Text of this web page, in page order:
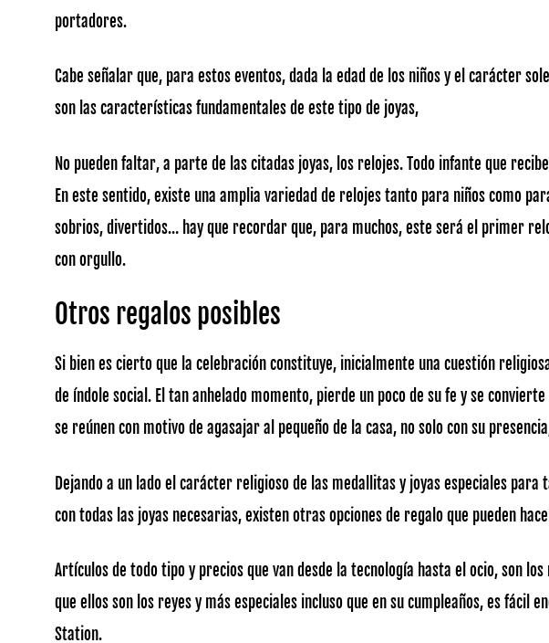
portadores.
Cabe señalar que, para estos eventos, dada la edad de los niños y el carácter
son las características fundamentales de este tipo de joyas,
No pueden faltar, a parte de las citadas joyas, los relojes. Todo infante que
En este sentido, existe una amplia variedad de relojes tanto para niños como
sobrios, divertidos… hay que recordar que, para muchos, este será el primer
con orgullo.
Otros regalos posibles
Si bien es cierto que la celebración constituye, inicialmente una cuestión
de índole social. El tan anhelado momento, pierde un poco de su fe y se
se reúnen con motivo de agasajar al pequeño de la casa, no solo con su
Dejando a un lado el carácter religioso de las medallitas y joyas especiales
con todas las joyas necesarias, existen otras opciones de regalo que pueden
Artículos de todo tipo y precios que van desde la tecnología hasta el ocio, son
que ellos son los reyes y más especiales incluso que en su cumpleaños, es fácil
Station.